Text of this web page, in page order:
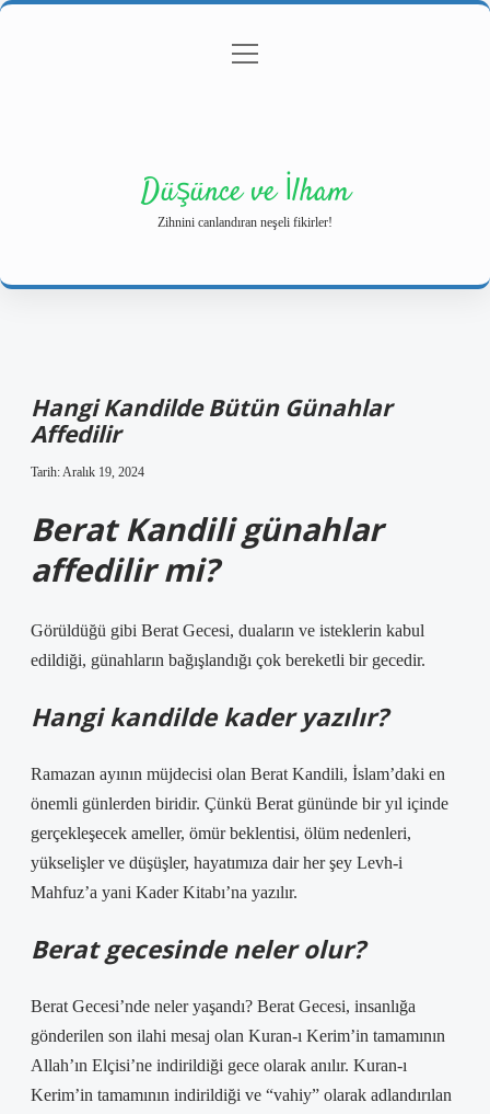
Gizlilik Politikası
menüyü
Düşünce ve İlham
Zihnini canlandıran neşeli fikirler!
Hangi Kandilde Bütün Günahlar
Affedilir
Tarih: Aralık 19, 2024
Berat Kandili günahlar
affedilir mi?
Görüldüğü gibi Berat Gecesi, duaların ve isteklerin kabul
edildiği, günahların bağışlandığı çok bereketli bir gecedir.
Hangi kandilde kader yazılır?
Ramazan ayının müjdecisi olan Berat Kandili, İslam’daki en
önemli günlerden biridir. Çünkü Berat gününde bir yıl içinde
gerçekleşecek ameller, ömür beklentisi, ölüm nedenleri,
yükselişler ve düşüşler, hayatımıza dair her şey Levh-i
Mahfuz’a yani Kader Kitabı’na yazılır.
Berat gecesinde neler olur?
Berat Gecesi’nde neler yaşandı? Berat Gecesi, insanlığa
gönderilen son ilahi mesaj olan Kuran-ı Kerim’in tamamının
Allah’ın Elçisi’ne indirildiği gece olarak anılır. Kuran-ı
Kerim’in tamamının indirildiği ve “vahiy” olarak adlandırılan